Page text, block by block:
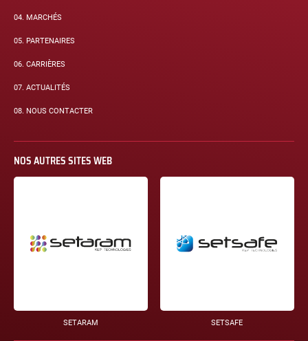
04. MARCHÉS
05. PARTENAIRES
06. CARRIÈRES
07. ACTUALITÉS
08. NOUS CONTACTER
NOS AUTRES SITES WEB
SETARAM SETSAFE